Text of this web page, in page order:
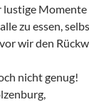
lustige
zu essen,
wir den
nicht genug!